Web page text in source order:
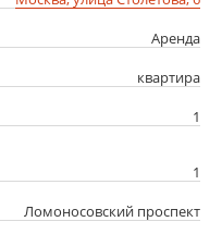
Аренда
квартира
1
1
Ломоносовский проспект